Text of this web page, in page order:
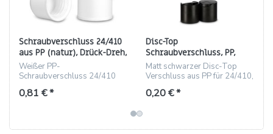
Schraubverschluss 24/410
aus PP (natur), Drück-Dreh,
Höhe 17.9 mm
Weißer PP-
Schraubverschluss 24/410
PE-Schaumdichtung.
0,81 € *
Disc-Top
Schraubverschluss, PP,
matt schwarz, Gewinde
24/410
Matt schwarzer Disc-Top
Verschluss aus PP für 24/410,
0,20 € *